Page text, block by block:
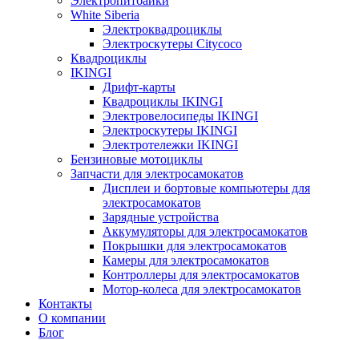
White Siberia
Электроквадроциклы
Электроскутеры Citycoco
Квадроциклы
IKINGI
Дрифт-карты
Квадроциклы IKINGI
Электровелосипеды IKINGI
Электроскутеры IKINGI
Электротележки IKINGI
Бензиновые мотоциклы
Запчасти для электросамокатов
Дисплеи и бортовые компьютеры для
электросамокатов
Зарядные устройства
Аккумуляторы для электросамокатов
Покрышки для электросамокатов
Камеры для электросамокатов
Контроллеры для электросамокатов
Мотор-колеса для электросамокатов
Контакты
О компании
Блог